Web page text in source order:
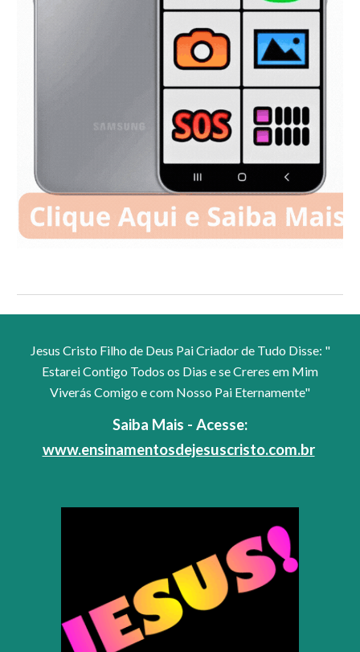
Jesus Cristo Filho de Deus Pai Criador de Tudo Disse: "
Estarei Contigo Todos os Dias e se Creres em Mim
Viverás Comigo e com Nosso Pai Eternamente"
Saiba Mais - Acesse:
www.ensinamentosdejesuscristo.com.br